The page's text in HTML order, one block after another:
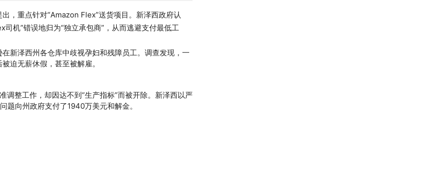
，重点针对“Amazon Flex”送货项目。新泽西政府认
机”错误地归为“独立承包商”，从而逃避支付最低工
新泽西州各仓库中歧视孕妇和残障员工。调查发现，一
迫无薪休假，甚至被解雇。
调整工作，却因达不到“生产指标”而被开除。新泽西以严
题向州政府支付了1940万美元和解金。